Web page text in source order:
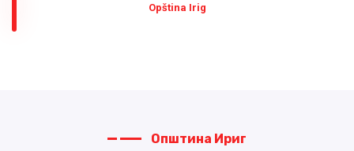
Оpština Irig
Општина Ириг